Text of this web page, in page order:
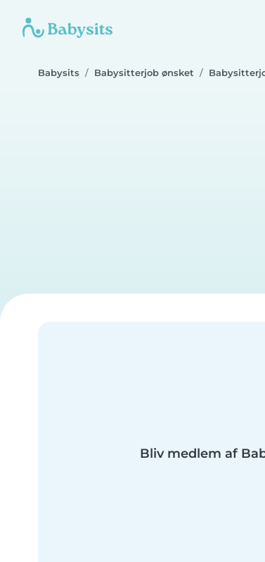
Babysits Babysitterjob ønsket
Bliv medlem af